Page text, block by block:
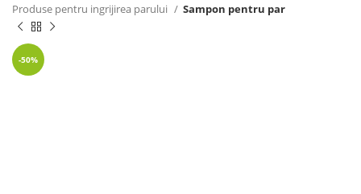
Produse pentru ingrijirea parului
Sampon pentru par
-50%